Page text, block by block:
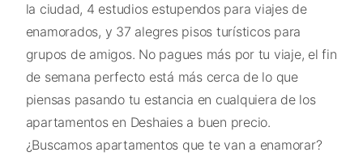
la ciudad, 4 estudios estupendos para viajes de
enamorados, y 37 alegres pisos turísticos para
grupos de amigos. No pagues más por tu viaje, el fin
de semana perfecto está más cerca de lo que
piensas pasando tu estancia en cualquiera de los
apartamentos en Deshaies a buen precio.
¿Buscamos apartamentos que te van a enamorar?